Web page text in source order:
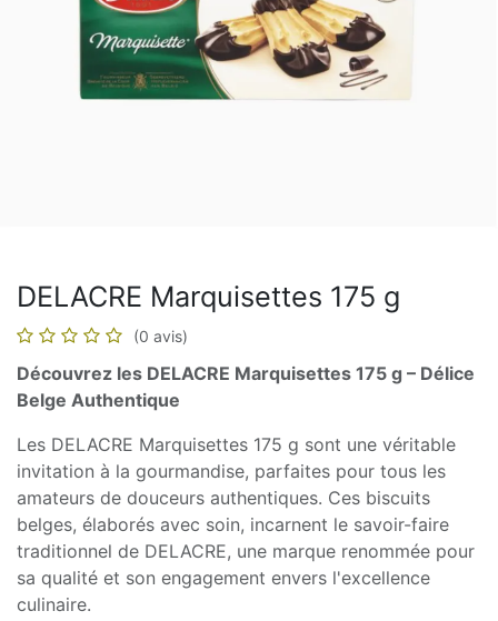
DELACRE Marquisettes 175 g
(0 avis)
Découvrez les DELACRE Marquisettes 175 g – Délice
Belge Authentique
Les DELACRE Marquisettes 175 g sont une véritable
invitation à la gourmandise, parfaites pour tous les
amateurs de douceurs authentiques. Ces biscuits
belges, élaborés avec soin, incarnent le savoir-faire
traditionnel de DELACRE, une marque renommée pour
sa qualité et son engagement envers l'excellence
culinaire.